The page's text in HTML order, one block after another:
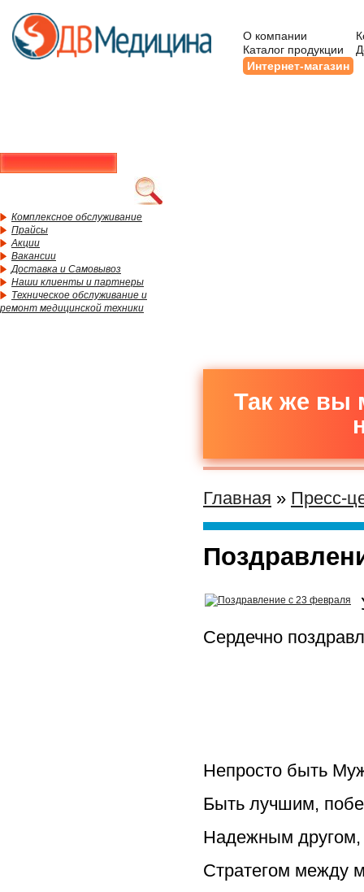
О компании
Каталог продукции
Интернет-магазин
Комплексное обслуживание
Прайсы
Акции
Вакансии
Доставка и Самовывоз
Наши клиенты и партнеры
Техническое обслуживание и
ремонт медицинской техники
Так же вы
Главная » Пресс-
Сердечно
Непросто быть
Быть лучшим,
Надежным другом,
Стратегом между